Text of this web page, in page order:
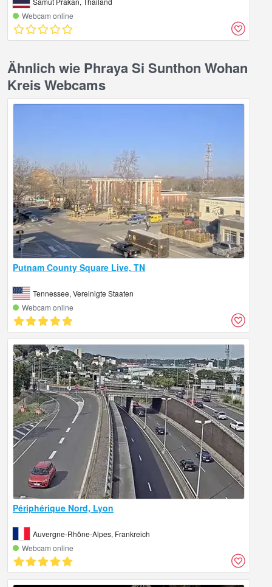
Webcam online
Ähnlich wie Phraya Si Sunthon Wohan
Kreis Webcams
Putnam County Square Live, TN
Tennessee, Vereinigte Staaten
Webcam online
Périphérique Nord, Lyon
Auvergne-Rhône-Alpes, Frankreich
Webcam online